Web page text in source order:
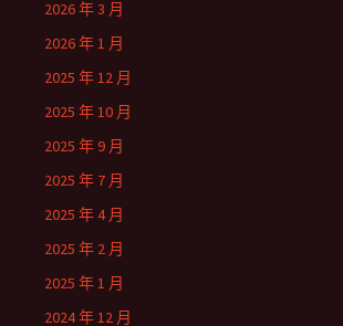
2026 年 3 月
2026 年 1 月
2025 年 12 月
2025 年 10 月
2025 年 9 月
2025 年 7 月
2025 年 4 月
2025 年 2 月
2025 年 1 月
2024 年 12 月